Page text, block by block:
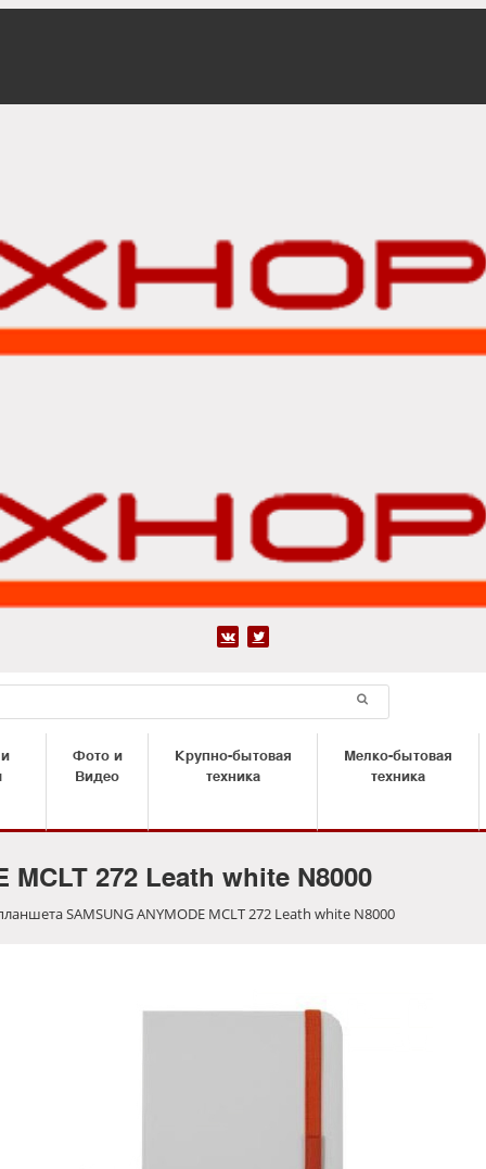
 
Фото и
Видео
Крупно-бытовая
техника
Мелко-бытовая
техника
MCLT 272 Leath white N8000
SAMSUNG ANYMODE MCLT 272 Leath white N8000